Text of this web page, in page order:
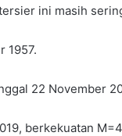
ini masih
1957.
22 November
berkekuatan